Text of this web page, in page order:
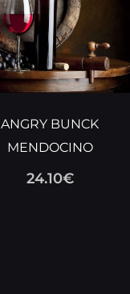
ANGRY BUNCK
MENDOCINO
24.10€